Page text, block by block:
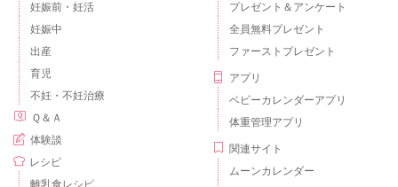
妊娠前・妊活
妊娠中
出産
育児
不妊・不妊治療
Ｑ＆Ａ
体験談
レシピ
プレゼント＆アンケート
全員無料プレゼント
ファーストプレゼント
アプリ
ベビーカレンダーアプリ
体重管理アプリ
関連サイト
ムーンカレンダー